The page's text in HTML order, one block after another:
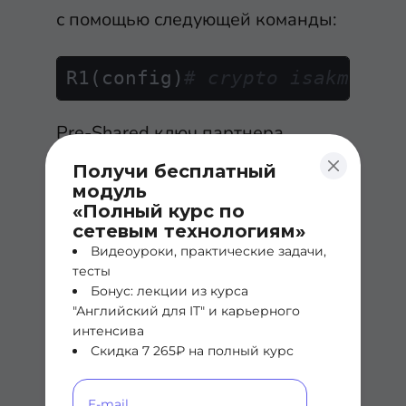
Получи бесплатный
модуль
«Полный курс по
сетевым технологиям»
Видеоуроки, практические задачи,
тесты
Бонус: лекции из курса
"Английский для IT" и карьерного
интенсива
Скидка 7 265₽ на полный курс
с помощью следующей команды:
R1(config) # crypto isakmp
Pre-Shared ключ партнера
установлен наmerionet, а его
публичный IP-адрес - 1.1.1.2.
Каждый раз, когда R1 пытается
установить VPN-туннель с R2
(1.1.1.2), будет использоваться
этот ключ.